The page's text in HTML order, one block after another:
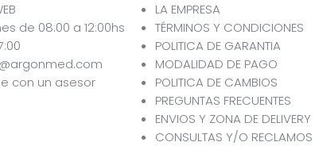
de 08:00 a 12:00hs
con un asesor
LA EMPRESA
TÉRMINOS Y CONDICIONES
POLITICA DE GARANTIA
MODALIDAD DE PAGO
POLITICA DE CAMBIOS
PREGUNTAS FRECUENTES
ENVIOS Y ZONA DE DELIVERY
CONSULTAS Y/O RECLAMOS